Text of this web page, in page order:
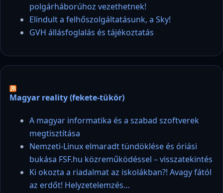
polgárháborúhoz vezethetnek!
Elindult a felhőszolgáltatásunk, a Sky!
GVH állásfoglalás és tájékoztatás
Magyar reality (fekete-tükör)
A magyar informatika és a szabad szoftverek
megtisztítása
Nemzeti-Linux elmaradt tündöklése és óriási
bukása FSF.hu közreműködéssel – visszatekintés
Ki okozta a riadalmat az iskolákban?! Avagy fától
az erdőt! Helyzetelemzés…